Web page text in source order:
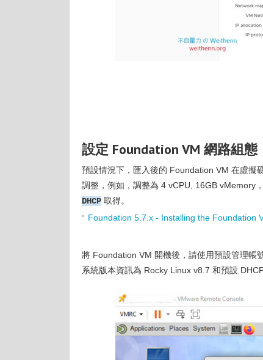
設定 Foundation VM 網路組態
預設情況下，匯入後的 Foundation VM 在虛擬
調整，例如，調整為 4 vCPU, 16GB vMemory
DHCP 取得。
Foundation 5.7.x - Installing the Foundation
將 Foundation VM 開機後，請使用預設管理帳
系統版本資訊為 Rocky Linux v8.7 和預設 DHCP